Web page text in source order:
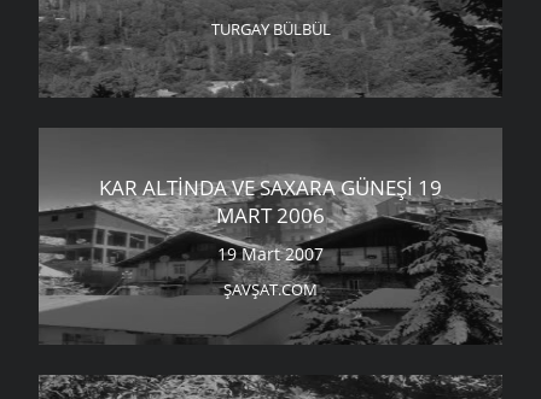
TURGAY BÜLBÜL
KAR ALTINDA VE SAXARA GÜNEŞI 19
MART 2006
19 Mart 2007
ŞAVŞAT.COM